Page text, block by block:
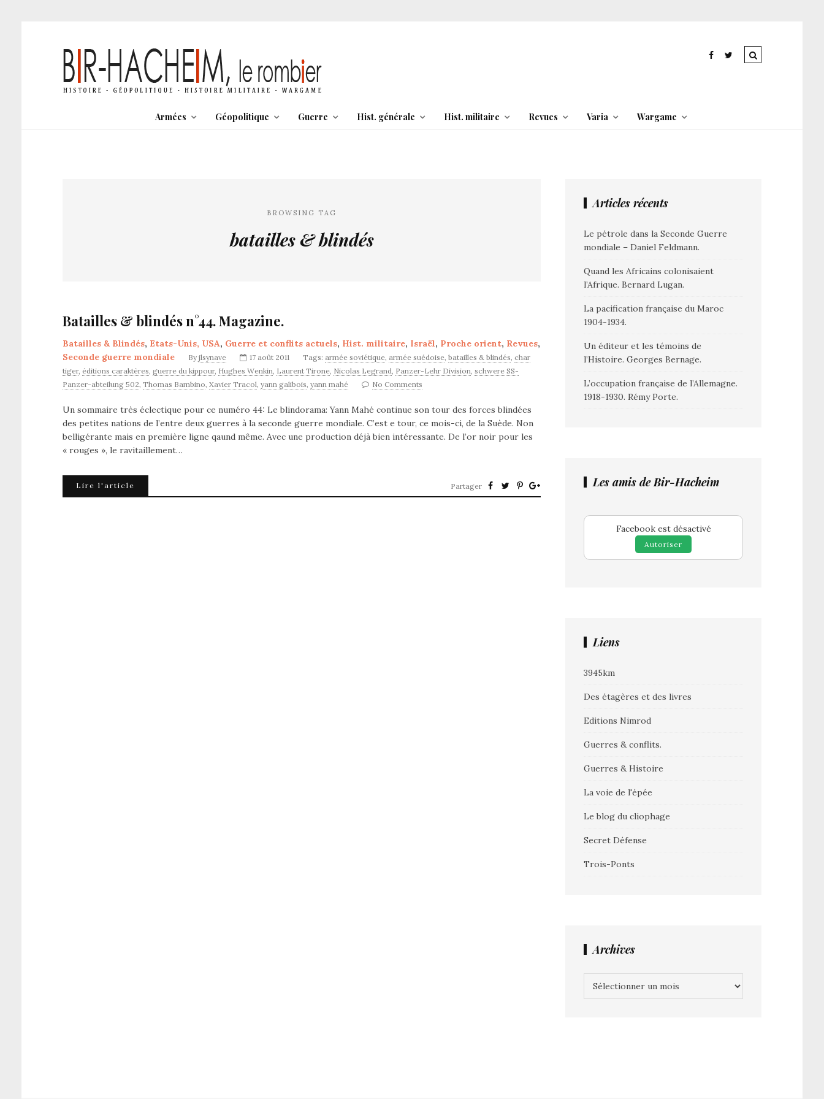
Armées Géopolitique Guerre Hist. générale Hist. militaire Revues Varia Wargame
BROWSING TAG
batailles & blindés
Batailles & blindés n°44. Magazine.
Batailles & Blindés, Etats-Unis, USA, Guerre et conflits actuels, Hist. militaire, Israël, Proche orient, Revues,
Seconde guerre mondiale
By jlsynave 17 août 2011 Tags: armée soviétique, armée suédoise, batailles & blindés, char
tiger, éditions caraktères, guerre du kippour, Hughes Wenkin, Laurent Tirone, Nicolas Legrand, Panzer-Lehr Division, schwere SS-
Panzer-abteilung 502, Thomas Bambino, Xavier Tracol, yann galibois, yann mahé No Comments
Un sommaire très éclectique pour ce numéro 44: Le blindorama: Yann Mahé continue son tour des forces blindées
des petites nations de l’entre deux guerres à la seconde guerre mondiale. C’est e tour, ce mois-ci, de la Suède. Non
belligérante mais en première ligne qaund même. Avec une production déjà bien intéressante. De l’or noir pour les
« rouges », le ravitaillement…
Lire l'article Partager
Articles récents
Le pétrole dans la Seconde Guerre
mondiale – Daniel Feldmann.
Quand les Africains colonisaient
l’Afrique. Bernard Lugan.
La pacification française du Maroc
1904-1934.
Un éditeur et les témoins de
l’Histoire. Georges Bernage.
L’occupation française de l’Allemagne.
1918-1930. Rémy Porte.
Les amis de Bir-Hacheim
Facebook est désactivé
Autoriser
Liens
3945km
Des étagères et des livres
Editions Nimrod
Guerres & conflits.
Guerres & Histoire
La voie de l'épée
Le blog du cliophage
Secret Défense
Trois-Ponts
Archives